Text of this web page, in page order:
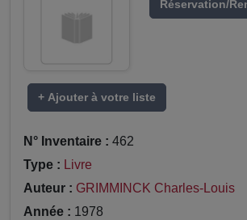
Réservation/
+ Ajouter à votre liste
N° Inventaire : 462
Type : Livre
Auteur : GRIMMINCK Charles-Louis
Année : 1978